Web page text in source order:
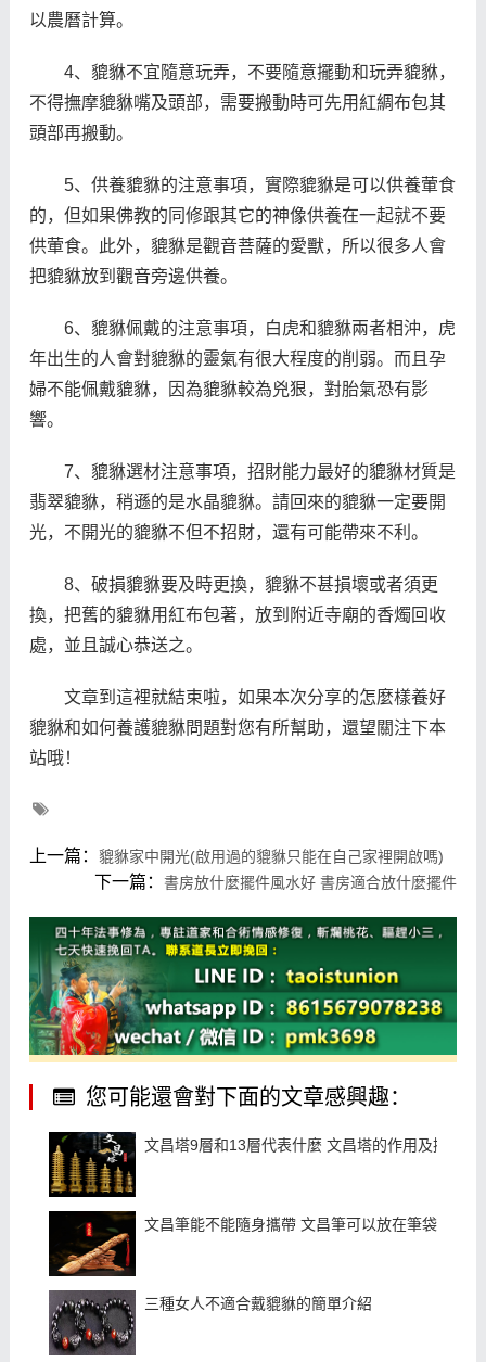
以農曆計算。
4、貔貅不宜隨意玩弄，不要隨意擺動和玩弄貔貅，
不得撫摩貔貅嘴及頭部，需要搬動時可先用紅綢布包其
頭部再搬動。
5、供養貔貅的注意事項，實際貔貅是可以供養葷食
的，但如果佛教的同修跟其它的神像供養在一起就不要
供葷食。此外，貔貅是觀音菩薩的愛獸，所以很多人會
把貔貅放到觀音旁邊供養。
6、貔貅佩戴的注意事項，白虎和貔貅兩者相沖，虎
年出生的人會對貔貅的靈氣有很大程度的削弱。而且孕
婦不能佩戴貔貅，因為貔貅較為兇狠，對胎氣恐有影
響。
7、貔貅選材注意事項，招財能力最好的貔貅材質是
翡翠貔貅，稍遜的是水晶貔貅。請回來的貔貅一定要開
光，不開光的貔貅不但不招財，還有可能帶來不利。
8、破損貔貅要及時更換，貔貅不甚損壞或者須更
換，把舊的貔貅用紅布包著，放到附近寺廟的香燭回收
處，並且誠心恭送之。
文章到這裡就結束啦，如果本次分享的怎麼樣養好
貔貅和如何養護貔貅問題對您有所幫助，還望關注下本
站哦！
上一篇： 貔貅家中開光(啟用過的貔貅只能在自己家裡開啟嗎)
下一篇：書房放什麼擺件風水好 書房適合放什麼擺件
您可能還會對下面的文章感興趣：
文昌塔9層和13層代表什麼 文昌塔的作用及擺放位
文昌筆能不能隨身攜帶 文昌筆可以放在筆袋裏嗎
三種女人不適合戴貔貅的簡單介紹